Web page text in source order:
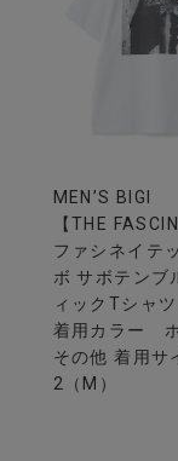
MEN’S BIGI
【THE
ファシネイテ
ボ サボテンブ
ィックTシャツ
着用カラー
その他 着用
2（M）